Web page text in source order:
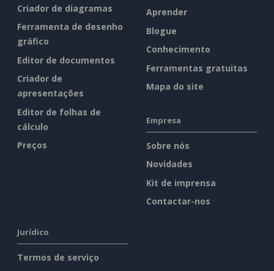
Criador de diagramas
Ferramenta de desenho
gráfico
Editor de documentos
Criador de
apresentações
Editor de folhas de
cálculo
Preços
Aprender
Blogue
Conhecimento
Ferramentas gratuitas
Mapa do site
Empresa
Sobre nós
Novidades
Kit de imprensa
Contactar-nos
Jurídico
Termos de serviço